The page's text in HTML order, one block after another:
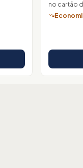
no cartão